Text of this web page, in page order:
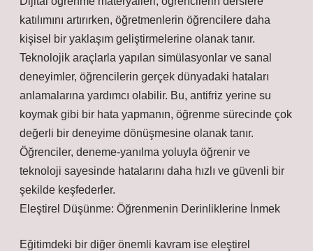
katılımını artırırken, öğretmenlerin öğrencilere daha
kişisel bir yaklaşım geliştirmelerine olanak tanır.
Teknolojik araçlarla yapılan simülasyonlar ve sanal
deneyimler, öğrencilerin gerçek dünyadaki hataları
anlamalarına yardımcı olabilir. Bu, antifriz yerine su
koymak gibi bir hata yapmanın, öğrenme sürecinde çok
değerli bir deneyime dönüşmesine olanak tanır.
Öğrenciler, deneme-yanılma yoluyla öğrenir ve
teknoloji sayesinde hatalarını daha hızlı ve güvenli bir
şekilde keşfederler.
Eleştirel Düşünme: Öğrenmenin Derinliklerine İnmek
Eğitimdeki bir diğer önemli kavram ise eleştirel